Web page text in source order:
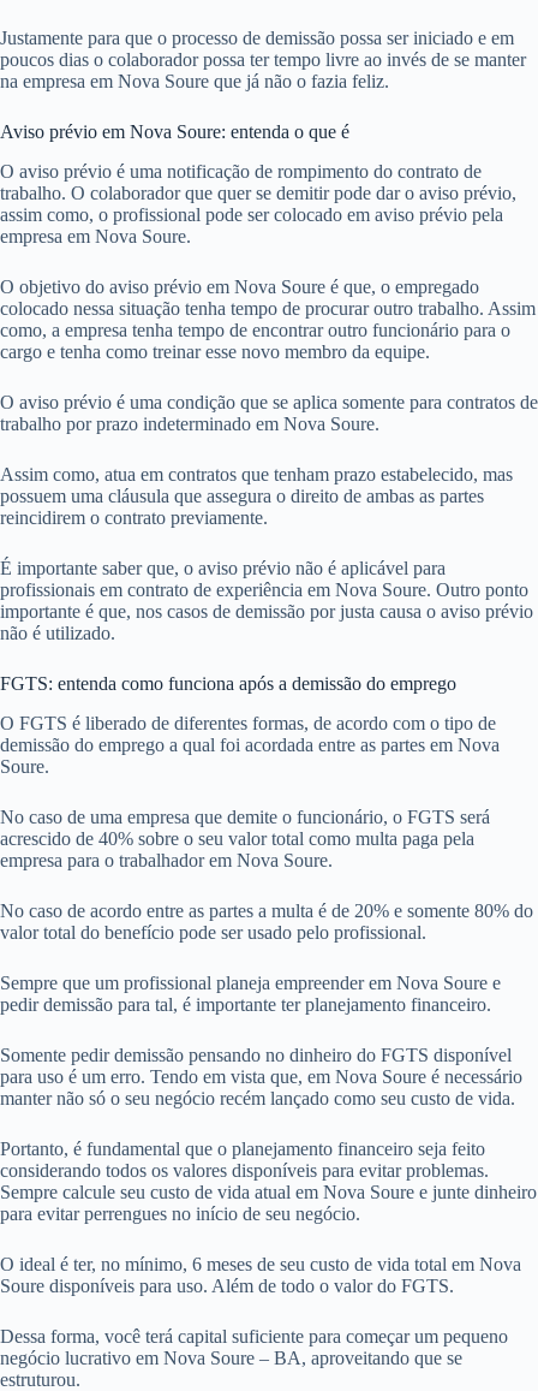
Justamente para que o processo de demissão possa ser iniciado e em
poucos dias o colaborador possa ter tempo livre ao invés de se manter
na empresa em Nova Soure que já não o fazia feliz.
Aviso prévio em Nova Soure: entenda o que é
O aviso prévio é uma notificação de rompimento do contrato de
trabalho. O colaborador que quer se demitir pode dar o aviso prévio,
assim como, o profissional pode ser colocado em aviso prévio pela
empresa em Nova Soure.
O objetivo do aviso prévio em Nova Soure é que, o empregado
colocado nessa situação tenha tempo de procurar outro trabalho. Assim
como, a empresa tenha tempo de encontrar outro funcionário para o
cargo e tenha como treinar esse novo membro da equipe.
O aviso prévio é uma condição que se aplica somente para contratos de
trabalho por prazo indeterminado em Nova Soure.
Assim como, atua em contratos que tenham prazo estabelecido, mas
possuem uma cláusula que assegura o direito de ambas as partes
reincidirem o contrato previamente.
É importante saber que, o aviso prévio não é aplicável para
profissionais em contrato de experiência em Nova Soure. Outro ponto
importante é que, nos casos de demissão por justa causa o aviso prévio
não é utilizado.
FGTS: entenda como funciona após a demissão do emprego
O FGTS é liberado de diferentes formas, de acordo com o tipo de
demissão do emprego a qual foi acordada entre as partes em Nova
Soure.
No caso de uma empresa que demite o funcionário, o FGTS será
acrescido de 40% sobre o seu valor total como multa paga pela
empresa para o trabalhador em Nova Soure.
No caso de acordo entre as partes a multa é de 20% e somente 80% do
valor total do benefício pode ser usado pelo profissional.
Sempre que um profissional planeja empreender em Nova Soure e
pedir demissão para tal, é importante ter planejamento financeiro.
Somente pedir demissão pensando no dinheiro do FGTS disponível
para uso é um erro. Tendo em vista que, em Nova Soure é necessário
manter não só o seu negócio recém lançado como seu custo de vida.
Portanto, é fundamental que o planejamento financeiro seja feito
considerando todos os valores disponíveis para evitar problemas.
Sempre calcule seu custo de vida atual em Nova Soure e junte dinheiro
para evitar perrengues no início de seu negócio.
O ideal é ter, no mínimo, 6 meses de seu custo de vida total em Nova
Soure disponíveis para uso. Além de todo o valor do FGTS.
Dessa forma, você terá capital suficiente para começar um pequeno
negócio lucrativo em Nova Soure – BA, aproveitando que se
estruturou.